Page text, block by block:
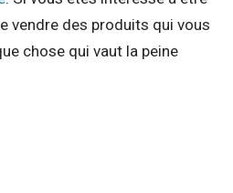
vendre des produits qui vous
chose qui vaut la peine